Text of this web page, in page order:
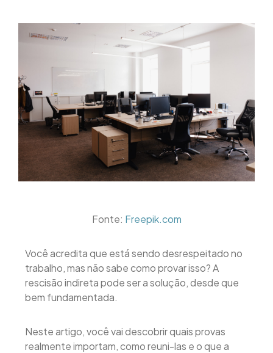
Fonte: Freepik.com
Você acredita que está sendo desrespeitado no
trabalho, mas não sabe como provar isso? A
rescisão indireta pode ser a solução, desde que
bem fundamentada.
Neste artigo, você vai descobrir quais provas
realmente importam, como reuni-las e o que a